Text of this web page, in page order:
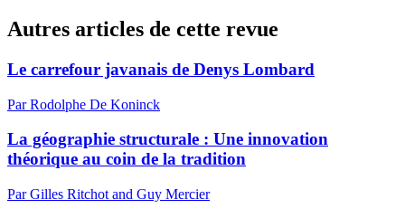
Autres articles de cette revue
Le carrefour javanais de Denys Lombard
Par Rodolphe De Koninck
La géographie structurale : Une innovation
théorique au coin de la tradition
Par Gilles Ritchot and Guy Mercier